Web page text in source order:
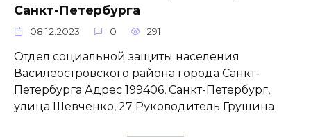
Санкт-Петербурга
08.12.2023 0 291
Отдел социальной защиты населения
Василеостровского района города Санкт-
Петербурга Адрес 199406, Санкт-Петербург,
улица Шевченко, 27 Руководитель Грушина